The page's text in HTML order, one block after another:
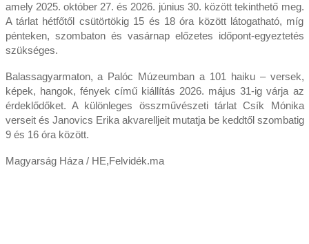
amely 2025. október 27. és 2026. június 30. között tekinthető meg.
A tárlat hétfőtől csütörtökig 15 és 18 óra között látogatható, míg
pénteken, szombaton és vasárnap előzetes időpont-egyeztetés
szükséges.
Balassagyarmaton, a Palóc Múzeumban a 101 haiku – versek,
képek, hangok, fények című kiállítás 2026. május 31-ig várja az
érdeklődőket. A különleges összművészeti tárlat Csík Mónika
verseit és Janovics Erika akvarelljeit mutatja be keddtől szombatig
9 és 16 óra között.
Magyarság Háza / HE,Felvidék.ma